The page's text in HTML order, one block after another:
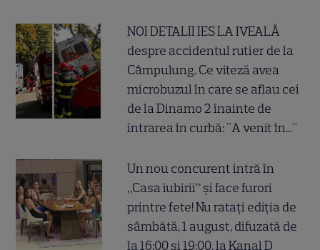
NOI DETALII IES LA IVEALĂ
despre accidentul rutier de la
Câmpulung. Ce viteză avea
microbuzul în care se aflau cei
de la Dinamo 2 înainte de
intrarea în curbă: "A venit în..."
Un nou concurent intră în
„Casa iubirii” și face furori
printre fete! Nu ratați ediția de
sâmbătă, 1 august, difuzată de
la 16:00 și 19:00, la Kanal D